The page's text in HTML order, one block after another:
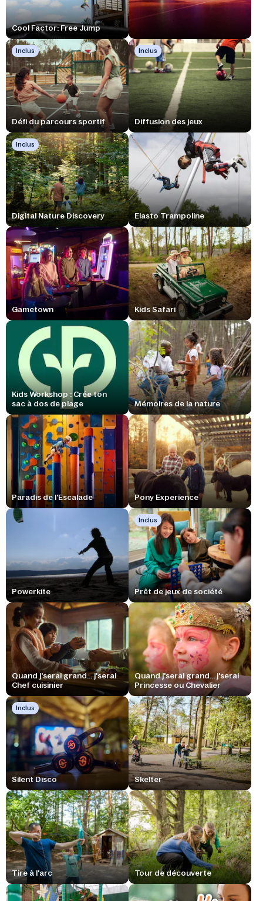
Cool Factor: Free Jump
Inclus
Défi du parcours sportif
Inclus
Diffusion des jeux
Inclus
Digital Nature Discovery Elasto Trampoline
Gametown Kids Safari
Kids Workshop : Crée ton
sac à dos de plage
Mémoires de la nature
Paradis de l'Escalade Pony Experience
Powerkite
Inclus
Prêt de jeux de société
Quand j'serai grand... j'serai
Chef cuisinier
Quand j'serai grand... j'serai
Princesse ou Chevalier
Inclus
Silent Disco Skelter
Tire à l'arc Tour de découverte